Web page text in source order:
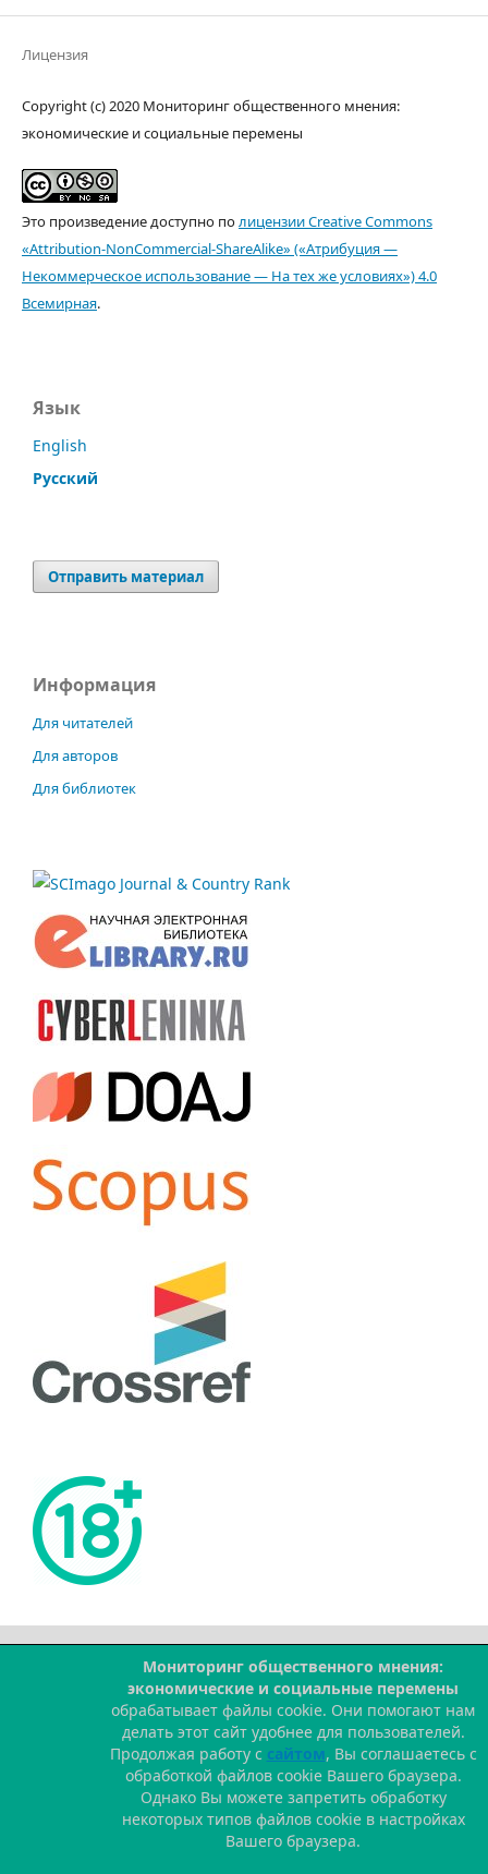
Лицензия
Copyright (c) 2020 Мониторинг общественного мнения:
экономические и социальные перемены
Это произведение доступно полицензии Creative Commons
«Attribution-NonCommercial-ShareAlike» («Атрибуция —
Некоммерческое использование — На тех же условиях») 4.0
Всемирная.
Язык
English
Русский
Отправить материал
Информация
Для читателей
Для авторов
Для библиотек
Мониторинг общественного мнения:
экономические и социальные перемены
обрабатывает файлы cookie. Они помогают нам
делать этот сайт удобнее для пользователей.
Продолжая работу с сайтом, Вы соглашаетесь с
обработкой файлов cookie Вашего браузера.
Однако Вы можете запретить обработку
некоторых типов файлов cookie в настройках
Вашего браузера.